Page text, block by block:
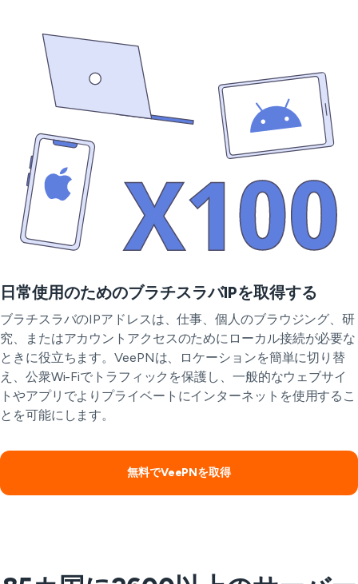
日常使用のためのブラチスラバIPを取得する
ブラチスラバのIPアドレスは、仕事、個人のブラウジング、研
究、またはアカウントアクセスのためにローカル接続が必要な
ときに役立ちます。VeePNは、ロケーションを簡単に切り替
え、公衆Wi-Fiでトラフィックを保護し、一般的なウェブサイ
トやアプリでよりプライベートにインターネットを使用するこ
とを可能にします。
無料でVeePNを取得